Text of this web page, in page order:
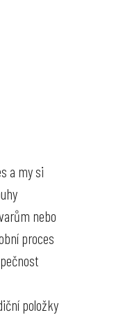
a my si
nebo
proces
položky